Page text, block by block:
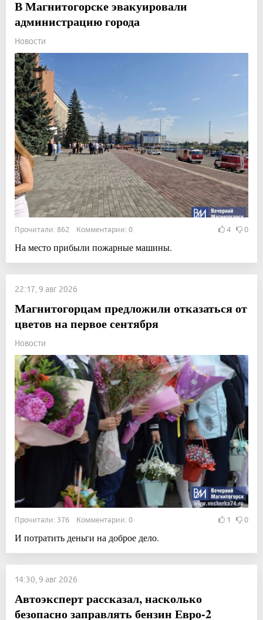
В Магнитогорске эвакуировали
администрацию города
Новости
Прочитали: 862 Комментарии: 0 4 0
На место прибыли пожарные машины.
22:17, 9 авг 2026
Магнитогорцам предложили отказаться от
цветов на первое сентября
Новости
Прочитали: 376 Комментарии: 0 1 0
И потратить деньги на доброе дело.
14:30, 9 авг 2026
Автоэксперт рассказал, насколько
безопасно заправлять бензин Евро-2